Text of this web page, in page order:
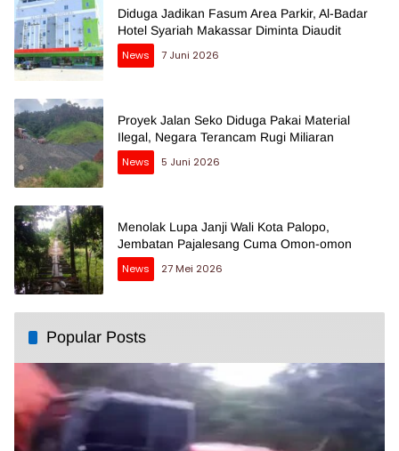
Diduga Jadikan Fasum Area Parkir, Al-Badar
Hotel Syariah Makassar Diminta Diaudit
News
7 Juni 2026
Proyek Jalan Seko Diduga Pakai Material
Ilegal, Negara Terancam Rugi Miliaran
News
5 Juni 2026
Menolak Lupa Janji Wali Kota Palopo,
Jembatan Pajalesang Cuma Omon-omon
News
27 Mei 2026
Popular Posts